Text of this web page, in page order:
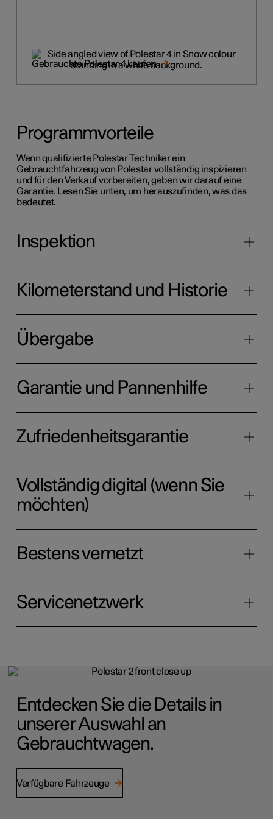
Gebrauchte Polestar 4 kaufen
Programmvorteile
Wenn qualifizierte Polestar Techniker ein
Gebrauchtfahrzeug von Polestar vollständig inspizieren
und für den Verkauf vorbereiten, geben wir darauf eine
Garantie. Lesen Sie unten, um herauszufinden, was das
bedeutet.
Inspektion
Kilometerstand und Historie
Übergabe
Garantie und Pannenhilfe
Zufriedenheitsgarantie
Vollständig digital (wenn Sie
möchten)
Bestens vernetzt
Servicenetzwerk
Entdecken Sie die Details in
unserer Auswahl an
Gebrauchtwagen.
Verfügbare Fahrzeuge